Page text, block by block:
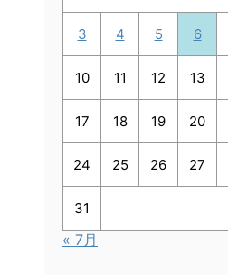
3 4 5 6
10 11 12 13
17 18 19 20
24 25 26 27
31
« 7月